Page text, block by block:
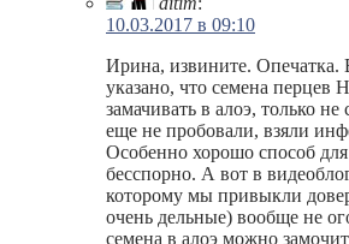
10.03.2017 в 09:10
Ирина, извините. Опечатка.
указано, что семена перцев
замачивать в алоэ, только
еще не пробовали, взяли
Особенно хорошо способ
бесспорно. А вот в
которому мы привыкли
очень дельные) вообще не
семена в алоэ можно